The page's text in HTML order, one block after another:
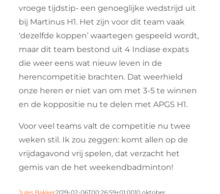
vroege tijdstip- een genoeglijke wedstrijd uit
bij Martinus H1. Het zijn voor dit team vaak
‘dezelfde koppen’ waartegen gespeeld wordt,
maar dit team bestond uit 4 Indiase expats
die weer eens wat nieuw leven in de
herencompetitie brachten. Dat weerhield
onze heren er niet van om met 3-5 te winnen
en de koppositie nu te delen met APGS H1.
Voor veel teams valt de competitie nu twee
weken stil. Ik zou zeggen: komt allen op de
vrijdagavond vrij spelen, dat verzacht het
gemis van de het weekendbadminton!
Jules Bakker2019-02-06T00:26:59+01:0010 oktober,